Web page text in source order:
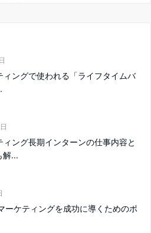
ィングで使われる「ライフタイムバ
ィング長期インターンの仕事内容と
解...
ーケティングを成功に導くためのポ